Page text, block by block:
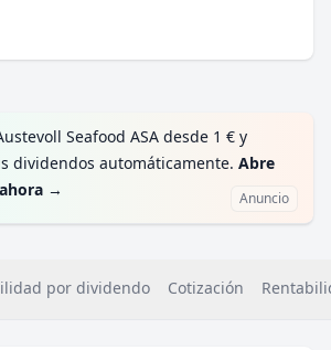
Seafood ASA desde 1 € y
dividendos automáticamente. Abre
→ Anuncio
por dividendo Cotización